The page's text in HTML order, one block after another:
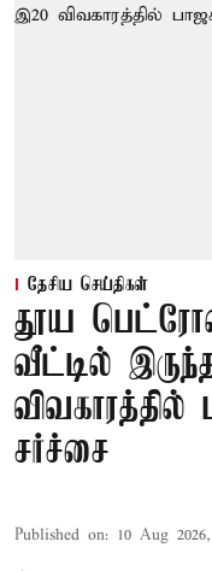
தேசிய செய்திகள்
தூய
வீட்டில்
சர்ச்சை
Published on: 10 Aug